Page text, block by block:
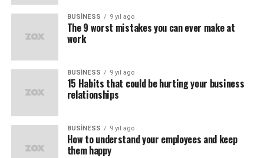
BUSINESS 9 yıl ago
The 9 worst mistakes you can ever make at
work
BUSINESS 9 yıl ago
15 Habits that could be hurting your business
relationships
BUSINESS 9 yıl ago
How to understand your employees and keep
them happy